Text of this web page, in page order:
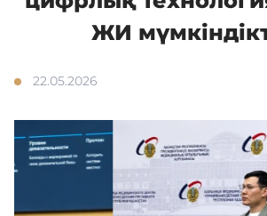
Баспасөз
Мемлекеттік сатып алу
ЖИ
22.05.2026